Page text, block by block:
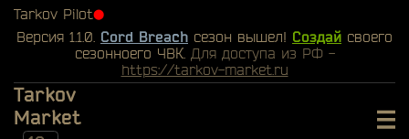
Tarkov Pilot⬤
Версия 1.1.0. Cord Breach сезон вышел! Создай своего
сезонноего ЧВК. Для доступа из РФ -
https://tarkov-market.ru
Tarkov
Market